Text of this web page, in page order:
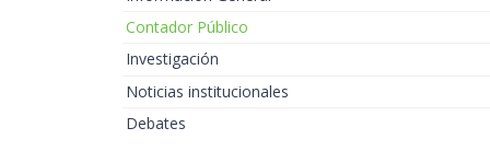
Contador Público
Investigación
Noticias institucionales
Debates